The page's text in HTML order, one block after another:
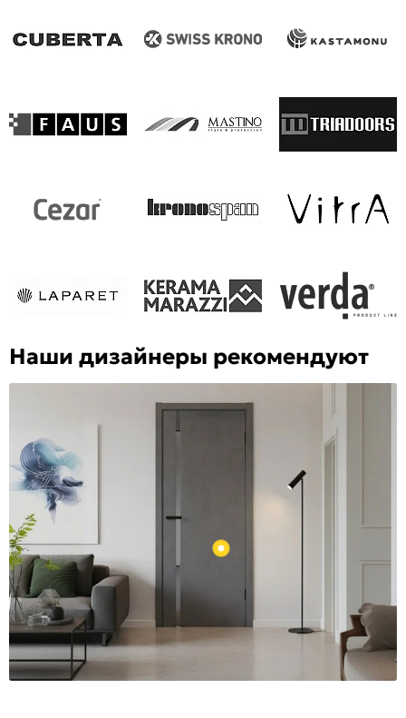
Наши дизайнеры рекомендуют